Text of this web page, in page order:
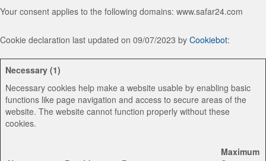
Your consent applies to the following domains: www.safar24.com
Cookie declaration last updated on 09/07/2023 by Cookiebot:
Necessary (1)
Necessary cookies help make a website usable by enabling basic
functions like page navigation and access to secure areas of the
website. The website cannot function properly without these
cookies.
Maximum